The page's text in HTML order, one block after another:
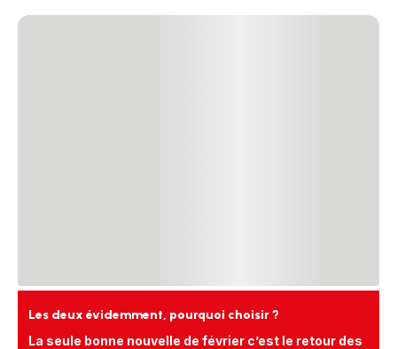
Les deux évidemment, pourquoi choisir ?
La seule bonne nouvelle de février c’est le retour des